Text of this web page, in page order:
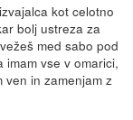
kot celotno
bolj ustreza za
med sabo pod
vse v omarici,
ven in zamenjam z